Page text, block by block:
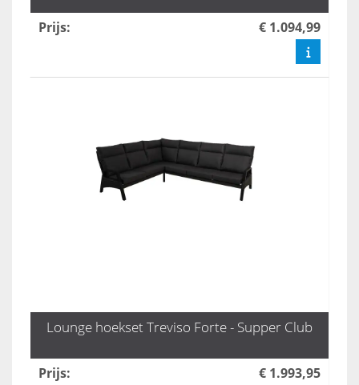
Prijs: € 1.094,99
Lounge hoekset Treviso Forte - Supper Club
Prijs: € 1.993,95